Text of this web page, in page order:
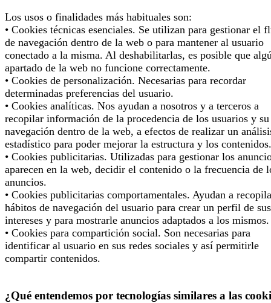
Los usos o finalidades más habituales son:
• Cookies técnicas esenciales. Se utilizan para gestionar el
de navegación dentro de la web o para mantener al usuario
conectado a la misma. Al deshabilitarlas, es posible que
apartado de la web no funcione correctamente.
• Cookies de personalización. Necesarias para recordar
determinadas preferencias del usuario.
• Cookies analíticas. Nos ayudan a nosotros y a terceros a
recopilar información de la procedencia de los usuarios y su
navegación dentro de la web, a efectos de realizar un
estadístico para poder mejorar la estructura y los contenidos.
• Cookies publicitarias. Utilizadas para gestionar los
aparecen en la web, decidir el contenido o la frecuencia de
anuncios.
• Cookies publicitarias comportamentales. Ayudan a
hábitos de navegación del usuario para crear un perfil de sus
intereses y para mostrarle anuncios adaptados a los mismos.
• Cookies para compartición social. Son necesarias para
identificar al usuario en sus redes sociales y así permitirle
compartir contenidos.
¿Qué entendemos por tecnologías similares a las